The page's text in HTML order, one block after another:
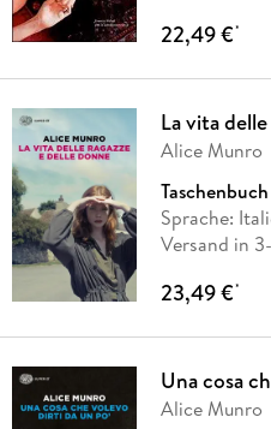
22,49 €*
La vita
Alice Munro
Taschenbuch
Sprache:
Versand in
23,49 €*
Una cosa
Alice Munro